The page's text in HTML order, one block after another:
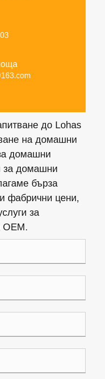
до Lohas
на домашни
домашни
за домашни
бърза
фабрични цени,
за
OEM.